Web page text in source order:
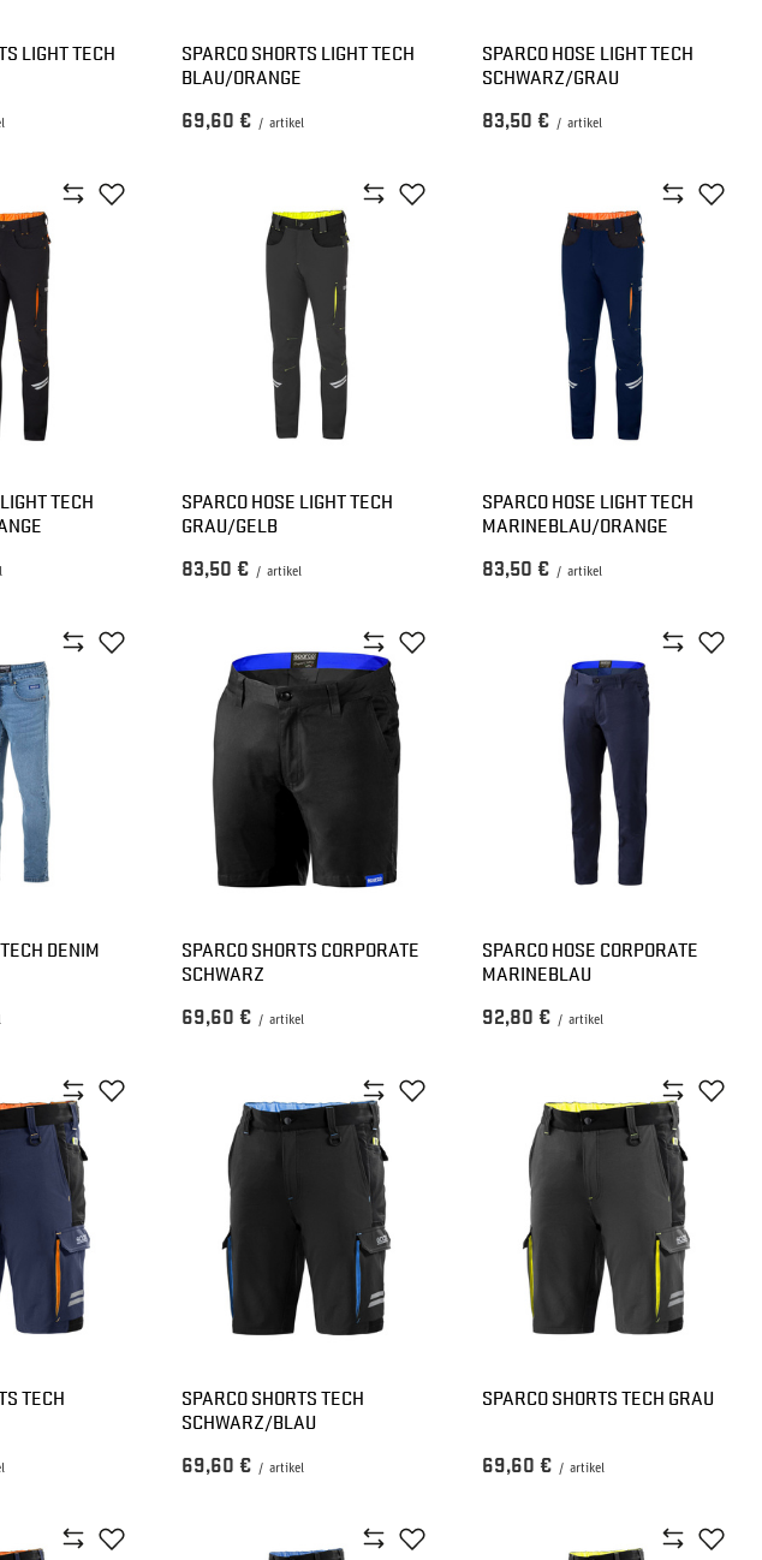
LIGHT TECH
SPARCO SHORTS LIGHT TECH
BLAU/ORANGE
69,60 € / artikel
SPARCO HOSE LIGHT TECH
SCHWARZ/GRAU
83,50 € / artikel
TECH
SPARCO HOSE LIGHT TECH
GRAU/GELB
83,50 € / artikel
SPARCO HOSE LIGHT TECH
MARINEBLAU/ORANGE
83,50 € / artikel
DENIM
SPARCO SHORTS CORPORATE
SCHWARZ
69,60 € / artikel
SPARCO HOSE CORPORATE
MARINEBLAU
92,80 € / artikel
TECH
SPARCO SHORTS TECH
SCHWARZ/BLAU
69,60 € / artikel
SPARCO SHORTS TECH GRAU
69,60 € / artikel